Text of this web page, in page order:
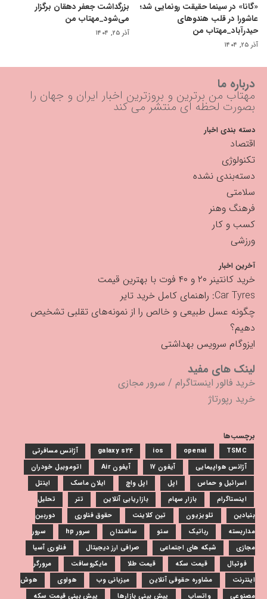
«گانا» در سینما حقیقت رونمایی شد؛
عاشورا در قلب هندوهای
حیدرآباد_مهتاب من
آذر ۲۵, ۱۴۰۴
بزرگداشت جعفر دهقان برگزار
می‌شود_مهتاب من
آذر ۲۵, ۱۴۰۴
درباره ما
مهتاب من برترین و بروزترین اخبار ایران و جهان را
بصورت لحظه ای منتشر می کند
دسته بندی اخبار
اقتصاد
تکنولوژی
دسته‌بندی نشده
سلامتی
فرهنگ وهنر
کسب و کار
ورزشی
آخرین اخبار
خرید کانتینر ۲۰ و ۴۰ فوت با بهترین قیمت
Car Tyres: راهنمای کامل خرید تایر
چگونه عسل طبیعی و خالص را از نمونه‌های تقلبی تشخیص
دهیم؟
ایزوگام سرویس بهداشتی
لینک های مفید
خرید فالور اینستاگرام / سرور مجازی
خرید رپورتاژ
برچسب‌ها
galaxy s24 ios openai TSMC
آژانس مسافرتی
آژانس هواپیمایی
آیفون 17 آیفون Air
اتوموبیل خودران
اسرائیل و حماس
اپل اپل واچ ایلان ماسک
اینتل
اینستاگرام
بازار سهام بازاریابی آنلاین تتر
تحلیل
بنیادین
تلویزیون تین کلاینت حقوق فناوری
دوربین
مداربسته
رباتیک سئو سالمندان سرور hp
سرور
مجازی
شبکه های اجتماعی صرافی ارز دیجیتال
فناوری آسیا
فوتبال
قیمت سکه قیمت طلا مایکروسافت
مرورگر
اینترنت
مشاوره حقوقی آنلاین میزبانی وب هواوی
هوش
مصنوعی
واتساپ پیش بینی بازارها پیش بینی قیمت سکه